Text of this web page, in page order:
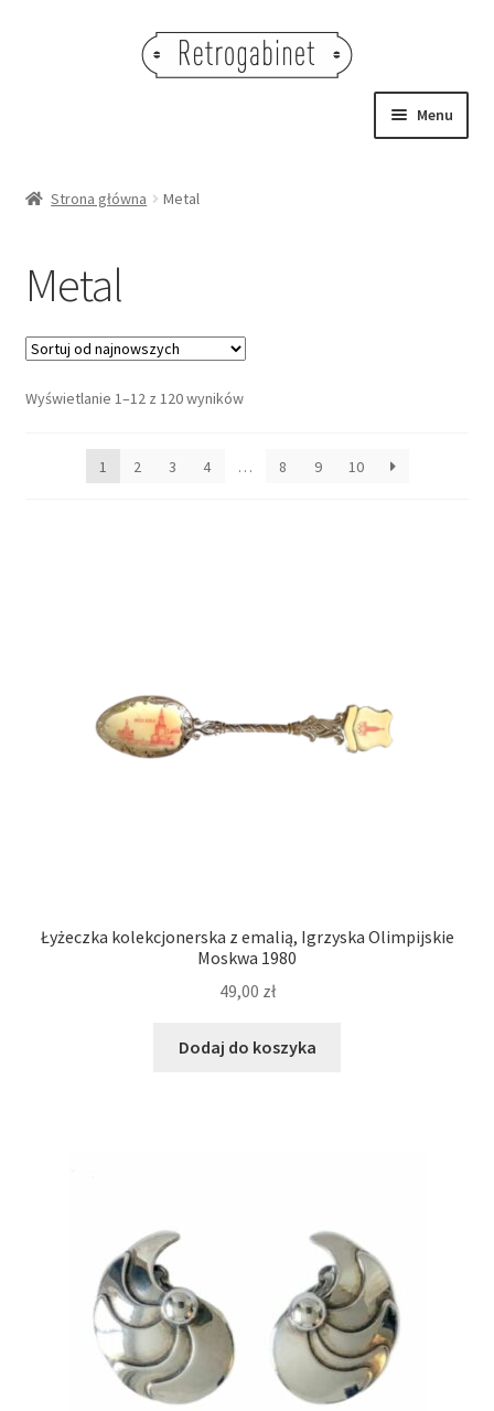
Menu
NA STÓŁ
DEKORACJE
OŚWIETLENIE
Strona główna Metal
Metal
Wyświetlanie 1–12 z 120 wynikówPosortowane
1
2 3 4 … 8 9 10
Łyżeczka kolekcjonerska z emalią, Igrzyska Olimpijskie
Moskwa 1980
49,00 zł
Dodaj do koszyka